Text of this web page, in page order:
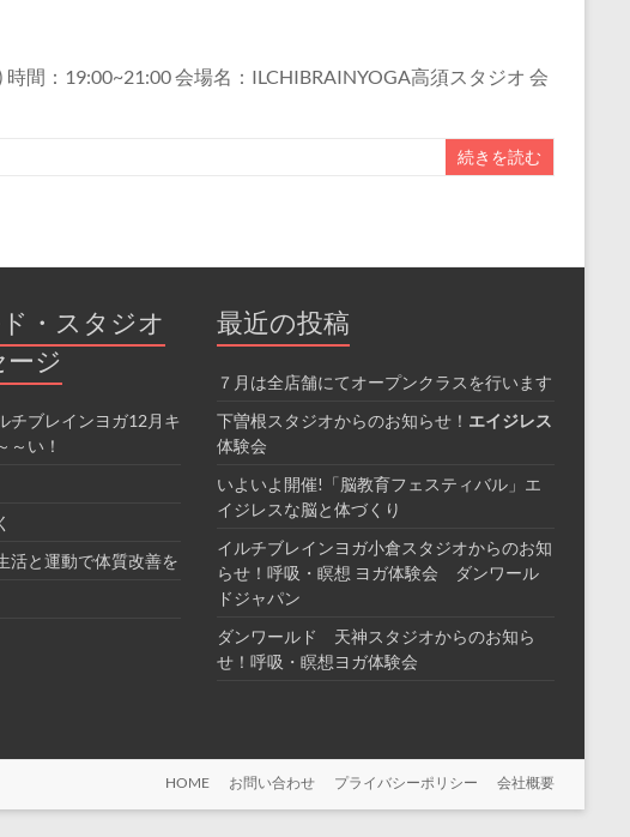
間：19:00~21:00 会場名：ILCHIBRAINYOGA高須スタジオ 会
続きを読む
・スタジオ
ジ
チブレインヨガ12月キ
～い！
活と運動で体質改善を
最近の投稿
７月は全店舗にてオープンクラスを行います
下曽根スタジオからのお知らせ！ エイジレス
体験会
いよいよ開催!「脳教育フェスティバル」エ
イジレスな脳と体づくり
イルチブレインヨガ小倉スタジオからのお知
らせ！呼吸・瞑想 ヨガ体験会 ダンワール
ドジャパン
ダンワールド 天神スタジオからのお知ら
せ！呼吸・瞑想ヨガ体験会
HOME お問い合わせ プライバシーポリシー 会社概要